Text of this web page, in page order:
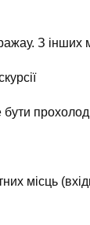
З
бути
місць